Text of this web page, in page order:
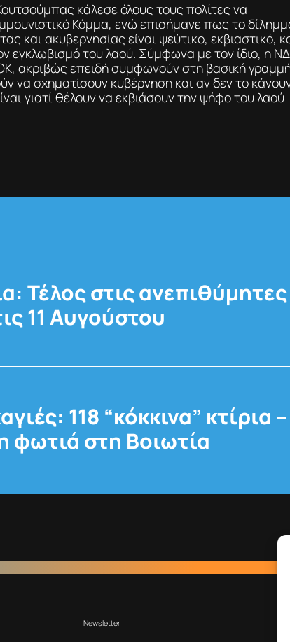
κάλεσε όλους τους πολίτες να
Κόμμα, ενώ επισήμανε πως το
και ακυβερνησίας είναι ψεύτικο, εκβιαστικό,
εγκλωβισμό του λαού. Σύμφωνα με τον ίδιο, η
ακριβώς επειδή συμφωνούν στη βασική
να σχηματίσουν κυβέρνηση και αν δεν το
γιατί θέλουν να εκβιάσουν την ψήφο του λαού
Τέλος στις
11 Αυγούστου
118 “κόκκινα” κτίρια
φωτιά στη Βοιωτία
Newsletter